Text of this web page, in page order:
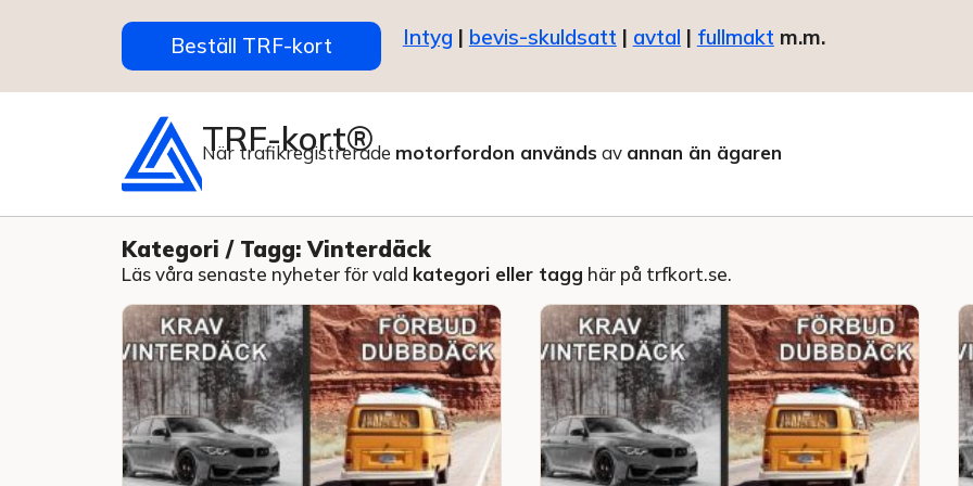
Beställ TRF-kort Intyg | bevis-skuldsatt | avtal | fullmakt m.m.
TRF-kort®
När trafikregistrerade motorfordon används av annan än ägaren
Kategori / Tagg: Vinterdäck
Läs våra senaste nyheter för vald kategori eller tagg här på trfkort.se.